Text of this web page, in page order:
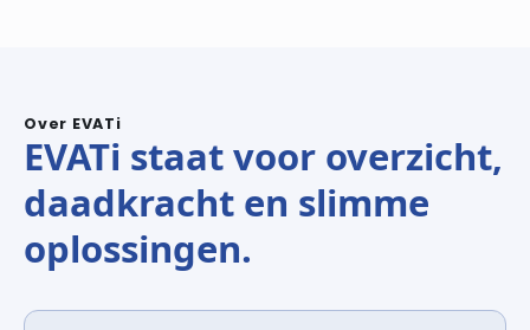
Over EVATi
EVATi staat voor overzicht,
daadkracht en slimme
oplossingen.